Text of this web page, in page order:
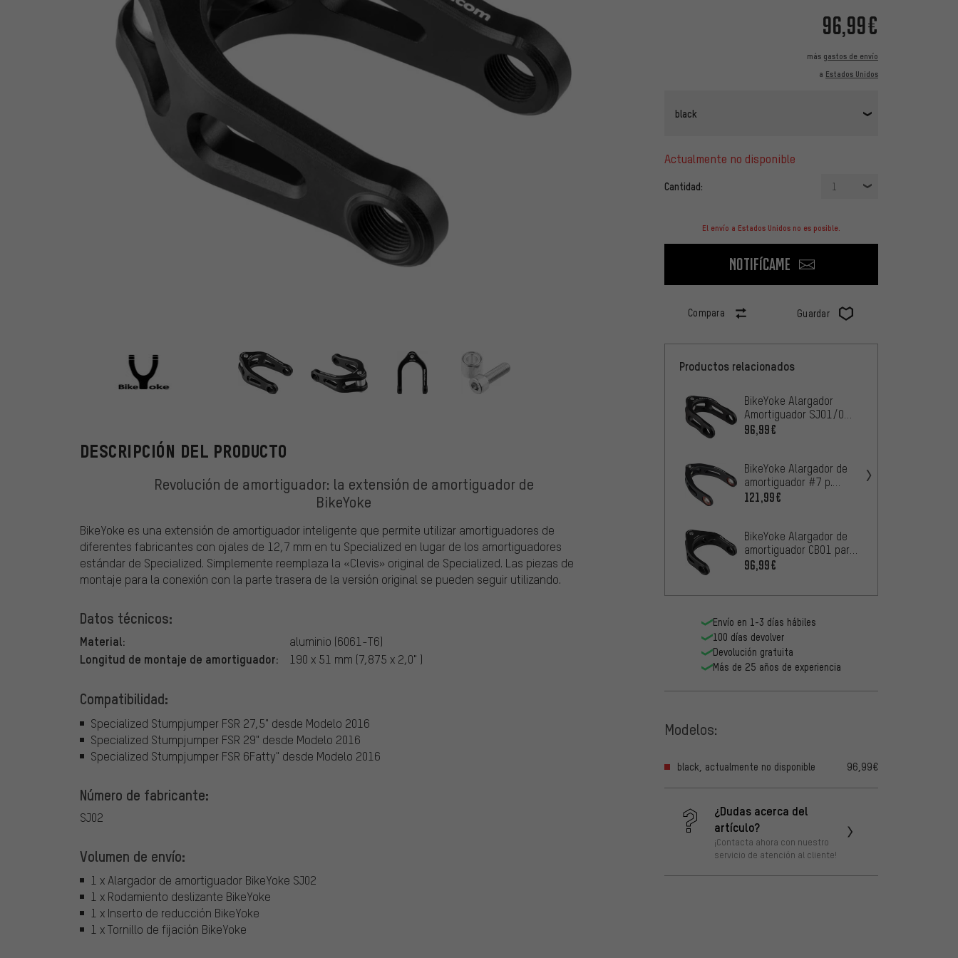
96,99€
más gastos de envío
a Estados Unidos
black
actualmente no disponible
Cantidad: 1
El envío a Estados Unidos no es posible.
Notifícame
Compara Guardar
BikeYoke
DESCRIPCIÓN DEL PRODUCTO
Revolución de amortiguador: la extensión de amortiguador de
BikeYoke
BikeYoke es una extensión de amortiguador inteligente que permite utilizar amortiguadores de
diferentes fabricantes con ojales de 12,7 mm en tu Specialized en lugar de los amortiguadores
estándar de Specialized. Simplemente reemplaza la «Clevis» original de Specialized. Las piezas de
montaje para la conexión con la parte trasera de la versión original se pueden seguir utilizando.
Datos técnicos:
Material: aluminio (6061-T6)
Longitud de montaje de amortiguador: 190 x 51 mm (7,875 x 2,0" )
Compatibilidad:
Specialized Stumpjumper FSR 27,5" desde Modelo 2016
Specialized Stumpjumper FSR 29" desde Modelo 2016
Specialized Stumpjumper FSR 6Fatty" desde Modelo 2016
Número de fabricante:
SJ02
Volumen de envío:
1 x Alargador de amortiguador BikeYoke SJ02
1 x Rodamiento deslizante BikeYoke
1 x Inserto de reducción BikeYoke
1 x Tornillo de fijación BikeYoke
Productos relacionados
BikeYoke Alargador
Amortiguador SJ01/01
p. Stumpjumper FSR
96,99€
BikeYoke Alargador de
amortiguador #7 p.
Turbo Kenevo Modelo
121,99€
BikeYoke Alargador de
amortiguador CB01 para
Camber 29" Modelo
96,99€
Envío en 1-3 días hábiles
100 días devolver
Devolución gratuita
Más de 25 años de experiencia
Modelos:
black, actualmente no disponible 96,99€
¿Dudas acerca del
artículo?
¡Contacta ahora con nuestro
servicio de atención al cliente!